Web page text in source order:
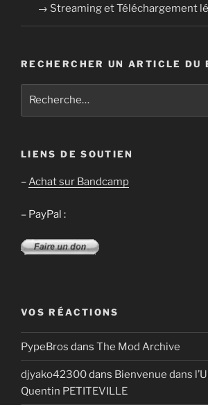
→ Streaming et Téléchargement
RECHERCHER UN ARTICLE DU
LIENS DE SOUTIEN
–Achat sur Bandcamp
– PayPal :
VOS RÉACTIONS
PypeBros dans The Mod Archive
djyako42300dans Bienvenue dans
Quentin PETITEVILLE